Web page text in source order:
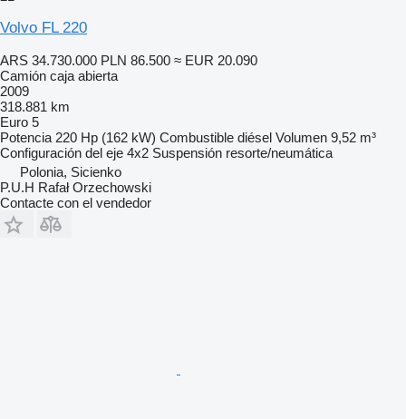
Volvo FL 220
ARS 34.730.000 PLN 86.500 ≈ EUR 20.090
Camión caja abierta
2009
318.881 km
Euro 5
Potencia 220 Hp (162 kW) Combustible diésel Volumen 9,52 m³
Configuración del eje 4x2 Suspensión resorte/neumática
Polonia, Sicienko
P.U.H Rafał Orzechowski
Contacte con el vendedor